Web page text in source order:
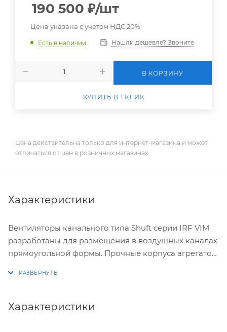
190 500 ₽/шт
Цена указана с учетом НДС 20%
Есть в наличии Нашли дешевле? Звоните
В КОРЗИНУ
КУПИТЬ В 1 КЛИК
Цена действительна только для интернет-магазина и может
отличаться от цен в розничных магазинах
Характеристики
Вентиляторы канального типа Shuft серии IRF VIM
разработаны для размещения в воздушных каналах
прямоугольной формы. Прочные корпуса агрегатов
минватой. Все модели из представленной серии
Характеристики